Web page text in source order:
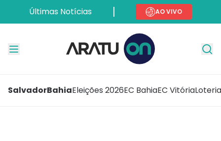
Últimas Notícias AO VIVO
SalvadorBahiaEleições 2026EC BahiaEC Vitória